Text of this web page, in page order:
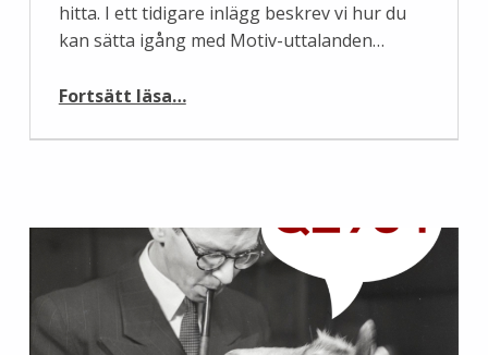
hitta. I ett tidigare inlägg beskrev vi hur du
kan sätta igång med Motiv-uttalanden…
Fortsätt läsa“ISA Tool – hjälper dig arbeta med strukturerade data på Wikimedia Commons”
…